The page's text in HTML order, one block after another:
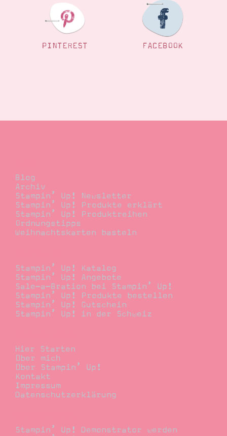
PINTEREST FACEBOOK
Blog
Archiv
Stampin’ Up! Newsletter
Stampin’ Up! Produkte erklärt
Stampin’ Up! Produktreihen
Ordnungstipps
Weihnachtskarten basteln
Stampin’ Up! Katalog
Stampin’ Up! Angebote
Sale-a-Bration bei Stampin’ Up!
Stampin’ Up! Produkte bestellen
Stampin’ Up! Gutschein
Stampin’ Up! in der Schweiz
Hier Starten
Über mich
Über Stampin’ Up!
Kontakt
Impressum
Datenschutzerklärung
Stampin’ Up! Demonstrator werden